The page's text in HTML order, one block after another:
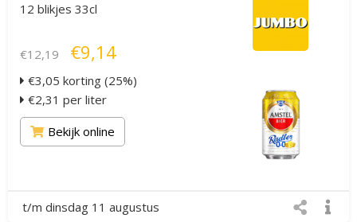
12 blikjes 33cl
€12,19 €9,14
€3,05 korting (25%)
€2,31 per liter
Bekijk online
t/m dinsdag 11 augustus